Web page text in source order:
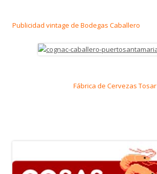
Publicidad vintage de Bodegas Caballero
Fábrica de Cervezas Tosar